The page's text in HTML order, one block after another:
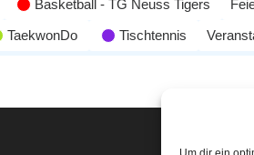
Basketball - TG Neuss Tigers
TaekwonDo Tischtennis